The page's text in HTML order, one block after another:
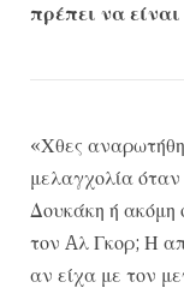
πρέπει να
«Χθες
μελαγχολία
Δουκάκη ή ακόμη
τον Aλ Γκορ; Η
αν είχα με τον